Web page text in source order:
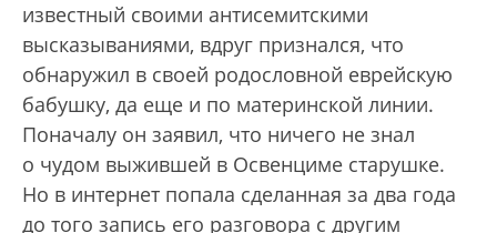
известный своими антисемитскими
высказываниями, вдруг признался, что
обнаружил в своей родословной еврейскую
бабушку, да еще и по материнской линии.
Поначалу он заявил, что ничего не знал
о чудом выжившей в Освенциме старушке.
Но в интернет попала сделанная за два года
до того запись его разговора с другим